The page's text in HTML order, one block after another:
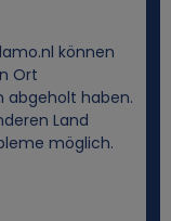
können
Ort
abgeholt haben.
Land
möglich.